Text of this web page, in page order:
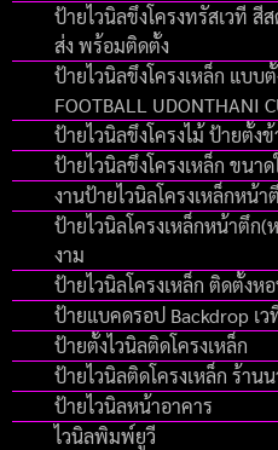
ป้ายไวนิลขึงโครงทรัสเวที สี
ส่ง พร้อมติดตั้ง
ป้ายไวนิลขึงโครงเหล็ก แบบ
FOOTBALL UDONTHANI
ป้ายไวนิลขึงโครงไม้ ป้ายตั้ง
ป้ายไวนิลขึงโครงเหล็ก ขนา
งานป้ายไวนิลโครงเหล็กหน้
ป้ายไวนิลโครงเหล็กหน้าตึก
งาม
ป้ายไวนิลโครงเหล็ก ติดตั้งห
ป้ายแบคดรอป Backdrop เ
ป้ายตั้งไวนิลติดโครงเหล็ก
ป้ายไวนิลติดโครงเหล็ก ร้าน
ป้ายไวนิลหน้าอาคาร
ไวนิลพิมพ์ยูวี